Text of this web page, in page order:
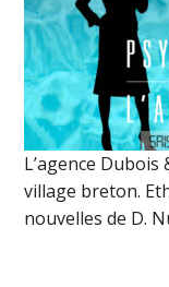
L’agence
village breton.
nouvelles de D.